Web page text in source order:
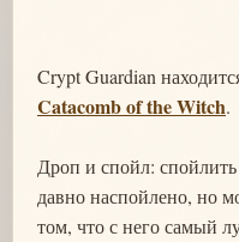
Crypt Guardian
Catacomb of the Witch.
Дроп и спойл: спойлить
давно наспойлено, но
том, что с него самый